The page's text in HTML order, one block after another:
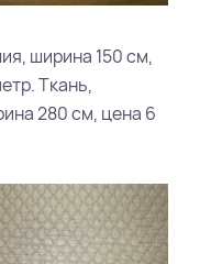
ширина 150 см,
Ткань,
280 см, цена 6